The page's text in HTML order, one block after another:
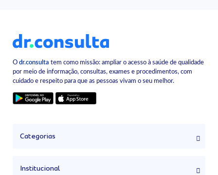
Odr.consulta tem como missão: ampliar o acesso à saúde de qualidade
por meio de informação, consultas, exames e procedimentos, com
cuidado e respeito para que as pessoas vivam o seu melhor.
Categorias
Institucional